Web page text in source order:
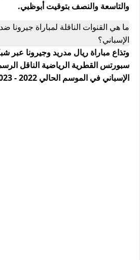
والتاسعة والنصف بتوقيت أبوظبي.
ما هي القنوات الناقلة لمباراة جيرونا
الإسباني؟
وتذاع مباراة ريال مدريد وجيرونا عبر
سبورتس القطرية الرياضية الناقل
الإسباني في الموسم الحالي 2022 - 2023.